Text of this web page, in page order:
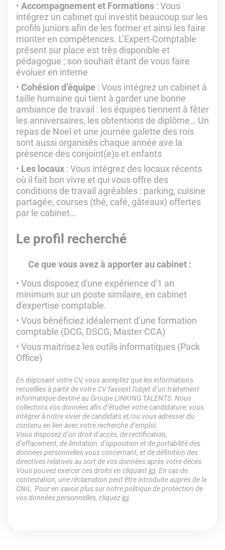
Accompagnement et Formations : Vous
intégrez un cabinet qui investit beaucoup sur les
profils juniors afin de les former et ainsi les faire
monter en compétences. L’Expert-Comptable
présent sur place est très disponible et
pédagogue ; son souhait étant de vous faire
évoluer en interne
Cohésion d’équipe : Vous intégrez un cabinet à
taille humaine qui tient à garder une bonne
ambiance de travail : les équipes tiennent à fêter
les anniversaires, les obtentions de diplôme… Un
repas de Noel et une journée galette des rois
sont aussi organisés chaque année ave la
présence des conjoint(e)s et enfants
Les locaux : Vous intégrez des locaux récents
où il fait bon vivre et qui vous offre des
conditions de travail agréables : parking, cuisine
partagée, courses (thé, café, gâteaux) offertes
par le cabinet…
Le profil recherché
Ce que vous avez à apporter au cabinet :
Vous disposez d'une expérience d'1 an
minimum sur un poste similaire, en cabinet
d'expertise comptable.
Vous bénéficiez idéalement d’une formation
comptable (DCG, DSCG, Master CCA)
Vous maitrisez les outils informatiques (Pack
Office)
En déposant votre CV, vous acceptez que les informations
recueillies à partir de votre CV fassent l’objet d’un traitement
informatique destiné au Groupe LINKING TALENTS. Nous
collectons vos données afin d’étudier votre candidature, vous
intégrer à notre vivier de candidats et/ou vous adresser du
contenu en lien avec votre recherche d’emploi.
Vous disposez d’un droit d’accès, de rectification,
d’effacement, de limitation, d’opposition et de portabilité des
données personnelles vous concernant, et de définition des
directives relatives au sort de vos données après votre décès.
Vous pouvez exercer ces droits en cliquantici. En cas de
contestation, une réclamation peut être introduite auprès de la
CNIL. Pour en savoir plus sur notre politique de protection de
vos données personnelles, cliquezici.